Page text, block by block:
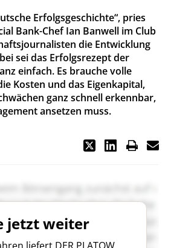
Erfolgsgeschichte“, pries
Bank-Chef Ian Banwell im Club
die Entwicklung
sei das Erfolgsrezept der
einfach. Es brauche volle
Kosten und das Eigenkapital,
ganz schnell erkennbar,
ansetzen muss.
jetzt weiter